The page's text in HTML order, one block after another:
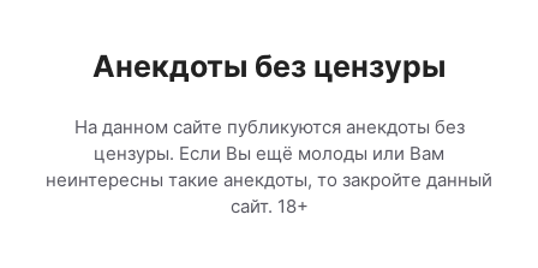
содержимомуАнекдоты без цензуры
На данном сайте публикуются анекдоты без
цензуры. Если Вы ещё молоды или Вам
неинтересны такие анекдоты, то закройте данный
сайт. 18+